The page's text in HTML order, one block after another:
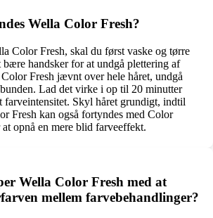
Wella Color Fresh?
Color Fresh, skal du først vaske og tørre
bære handsker for at undgå plettering af
Fresh jævnt over hele håret, undgå
Lad det virke i op til 20 minutter
farveintensitet. Skyl håret grundigt, indtil
Fresh kan også fortyndes med Color
opnå en mere blid farveeffekt.
Wella Color Fresh med at
mellem farvebehandlinger?